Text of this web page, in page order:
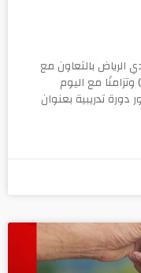
الرياض بالتعاون مع
مع اليوم
تدريبية بعنوان